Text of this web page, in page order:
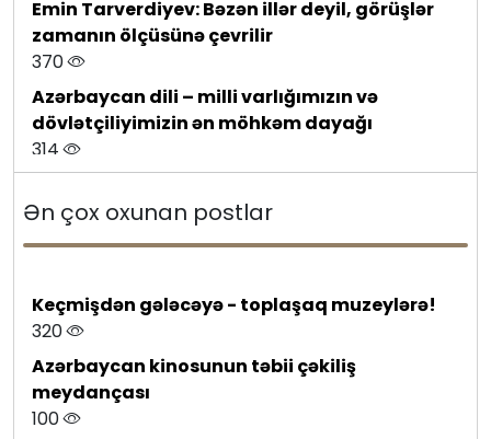
Emin Tarverdiyev: Bəzən illər deyil, görüşlər
zamanın ölçüsünə çevrilir
370
Azərbaycan dili – milli varlığımızın və
dövlətçiliyimizin ən möhkəm dayağı
314
Qayıdış davam edir
591
Məhəmmədəli Qəribli - 50
100
Azərbaycan–Almaniya münasibətlərində
yeni strateji mərhələ: dəyişən dünyanın
çağırışlarına ortaq yanaşma
Ən çox oxunan postlar
Keçmişdən gələcəyə - toplaşaq muzeylərə!
320
Azərbaycan kinosunun təbii çəkiliş
meydançası
100